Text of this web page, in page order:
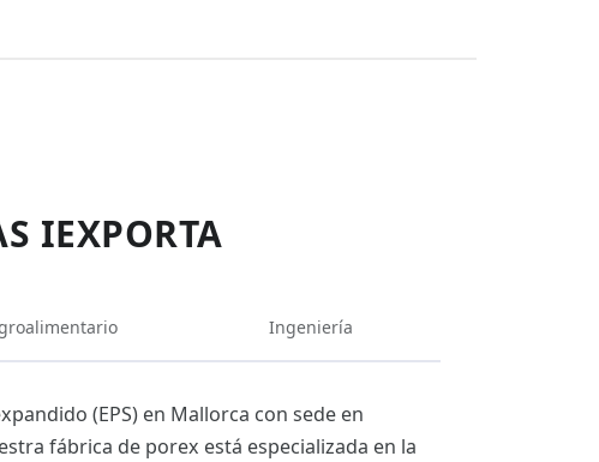
IEXPORTA
Ingeniería
(EPS) en Mallorca con sede en
fábrica de porex está especializada en la